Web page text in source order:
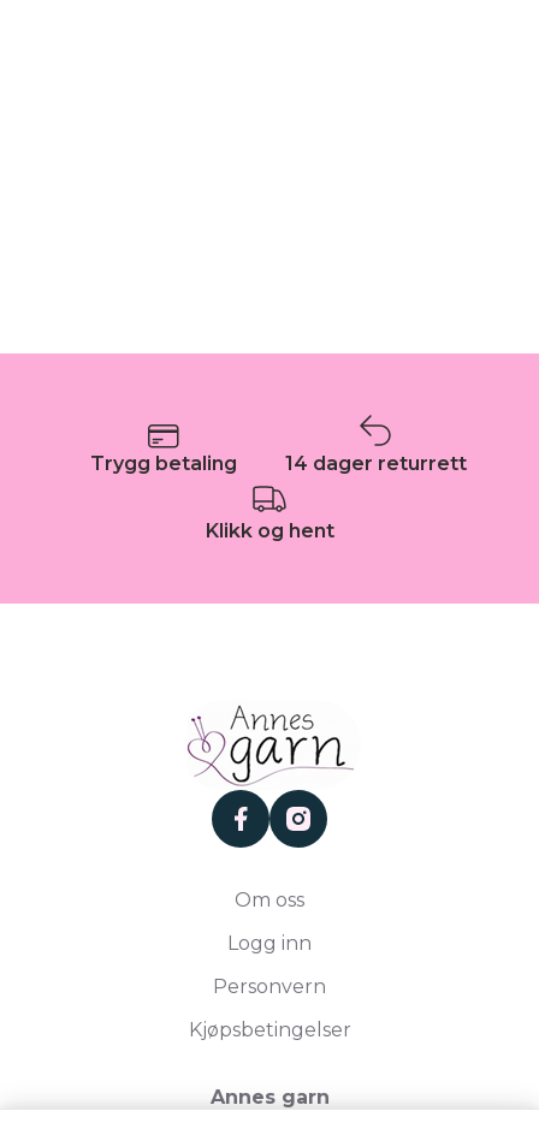
Trygg betaling 14 dager returrett
Klikk og hent
facebookinstagram
Om oss
Logg inn
Personvern
Kjøpsbetingelser
Annes garn